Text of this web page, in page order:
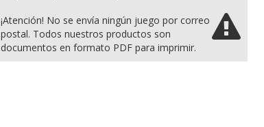
¡Atención! No se envía ningún juego por correo
postal. Todos nuestros productos son
documentos en formato PDF para imprimir.